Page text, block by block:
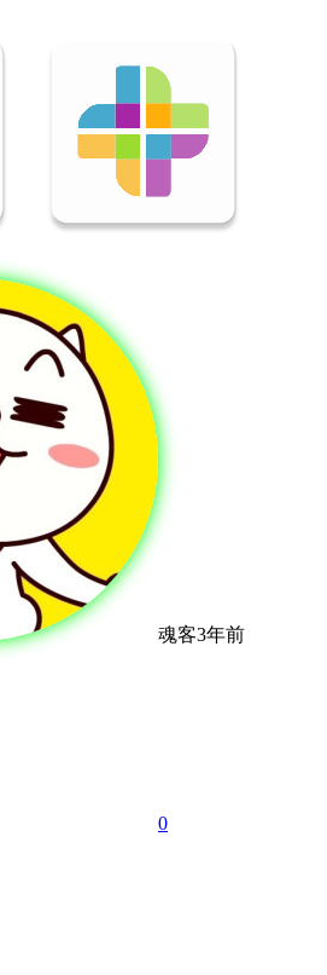
魂客3年前
0